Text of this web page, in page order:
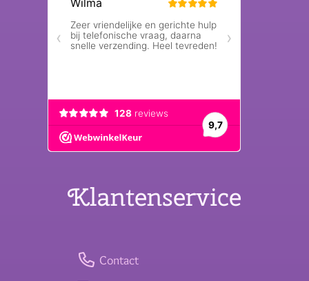
Klantenservice
Contact